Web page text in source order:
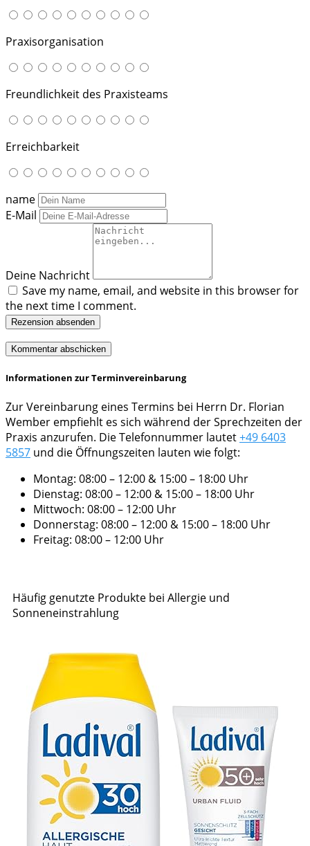
Praxisorganisation
Freundlichkeit des Praxisteams
Erreichbarkeit
name
E-Mail
Deine Nachricht
Save my name, email, and website in this browser for
the next time I comment.
Rezension absenden
Informationen zur Terminvereinbarung
Zur Vereinbarung eines Termins bei Herrn Dr. Florian
Wember empfiehlt es sich während der Sprechzeiten der
Praxis anzurufen. Die Telefonnummer lautet+49 6403
5857 und die Öffnungszeiten lauten wie folgt:
Montag: 08:00 – 12:00 & 15:00 – 18:00 Uhr
Dienstag: 08:00 – 12:00 & 15:00 – 18:00 Uhr
Mittwoch: 08:00 – 12:00 Uhr
Donnerstag: 08:00 – 12:00 & 15:00 – 18:00 Uhr
Freitag: 08:00 – 12:00 Uhr
Häufig genutzte Produkte bei Allergie und
Sonneneinstrahlung